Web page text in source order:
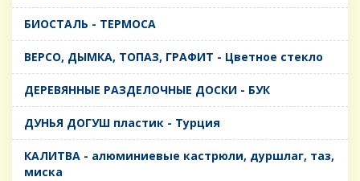
БИОСТАЛЬ - ТЕРМОСА
ВЕРСО, ДЫМКА, ТОПАЗ, ГРАФИТ - Цветное стекло
ДЕРЕВЯННЫЕ РАЗДЕЛОЧНЫЕ ДОСКИ - БУК
ДУНЬЯ ДОГУШ пластик - Турция
КАЛИТВА - алюминиевые кастрюли, дуршлаг, таз,
миска